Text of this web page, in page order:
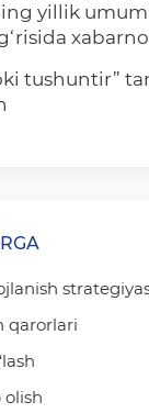
yillik
tushuntir”
qarorlari
olish